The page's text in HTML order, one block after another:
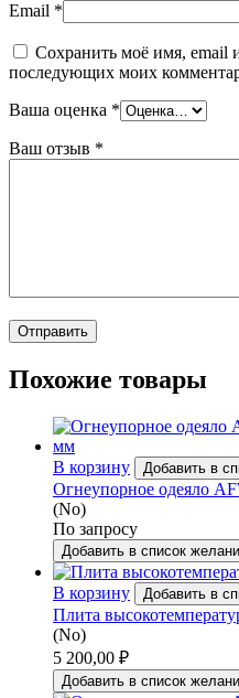
Email *
Сохранить моё имя, email
последующих моих
Ваша оценка *
Ваш отзыв *
Похожие товары
В корзину Добавить в
Огнеупорное одеяло
(No)
По запросу
Добавить в список
В корзину Добавить в
Плита
(No)
5 200,00 ₽
Добавить в список